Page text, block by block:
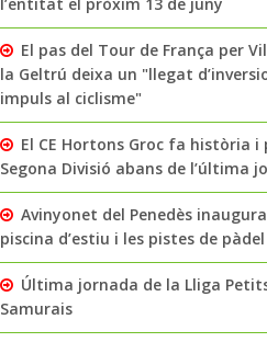
El pas del Tour de França per
la Geltrú deixa un "llegat
impuls al ciclisme"
El CE Hortons Groc fa història i
Segona Divisió abans de l’última
Avinyonet del Penedès
piscina d’estiu i les pistes de pàdel
Última jornada de la Lliga
Samurais